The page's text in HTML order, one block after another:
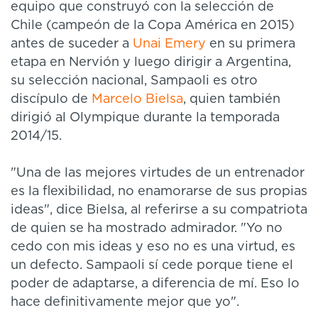
equipo que construyó con la selección de
Chile (campeón de la Copa América en 2015)
antes de suceder a Unai Emery en su primera
etapa en Nervión y luego dirigir a Argentina,
su selección nacional, Sampaoli es otro
discípulo de Marcelo Bielsa, quien también
dirigió al Olympique durante la temporada
2014/15.
"Una de las mejores virtudes de un entrenador
es la flexibilidad, no enamorarse de sus propias
ideas", dice Bielsa, al referirse a su compatriota
de quien se ha mostrado admirador. "Yo no
cedo con mis ideas y eso no es una virtud, es
un defecto. Sampaoli sí cede porque tiene el
poder de adaptarse, a diferencia de mí. Eso lo
hace definitivamente mejor que yo".